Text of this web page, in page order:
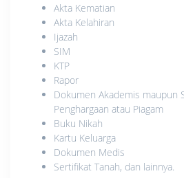
Akta Kematian
Akta Kelahiran
Ijazah
SIM
KTP
Rapor
Dokumen Akademis maupun
Penghargaan atau Piagam
Buku Nikah
Kartu Keluarga
Dokumen Medis
Sertifikat Tanah, dan lainnya.